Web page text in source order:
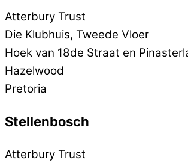
Atterbury Trust
Die Klubhuis, Tweede Vloer
Hoek van 18de Straat en
Hazelwood
Pretoria
Stellenbosch
Atterbury Trust